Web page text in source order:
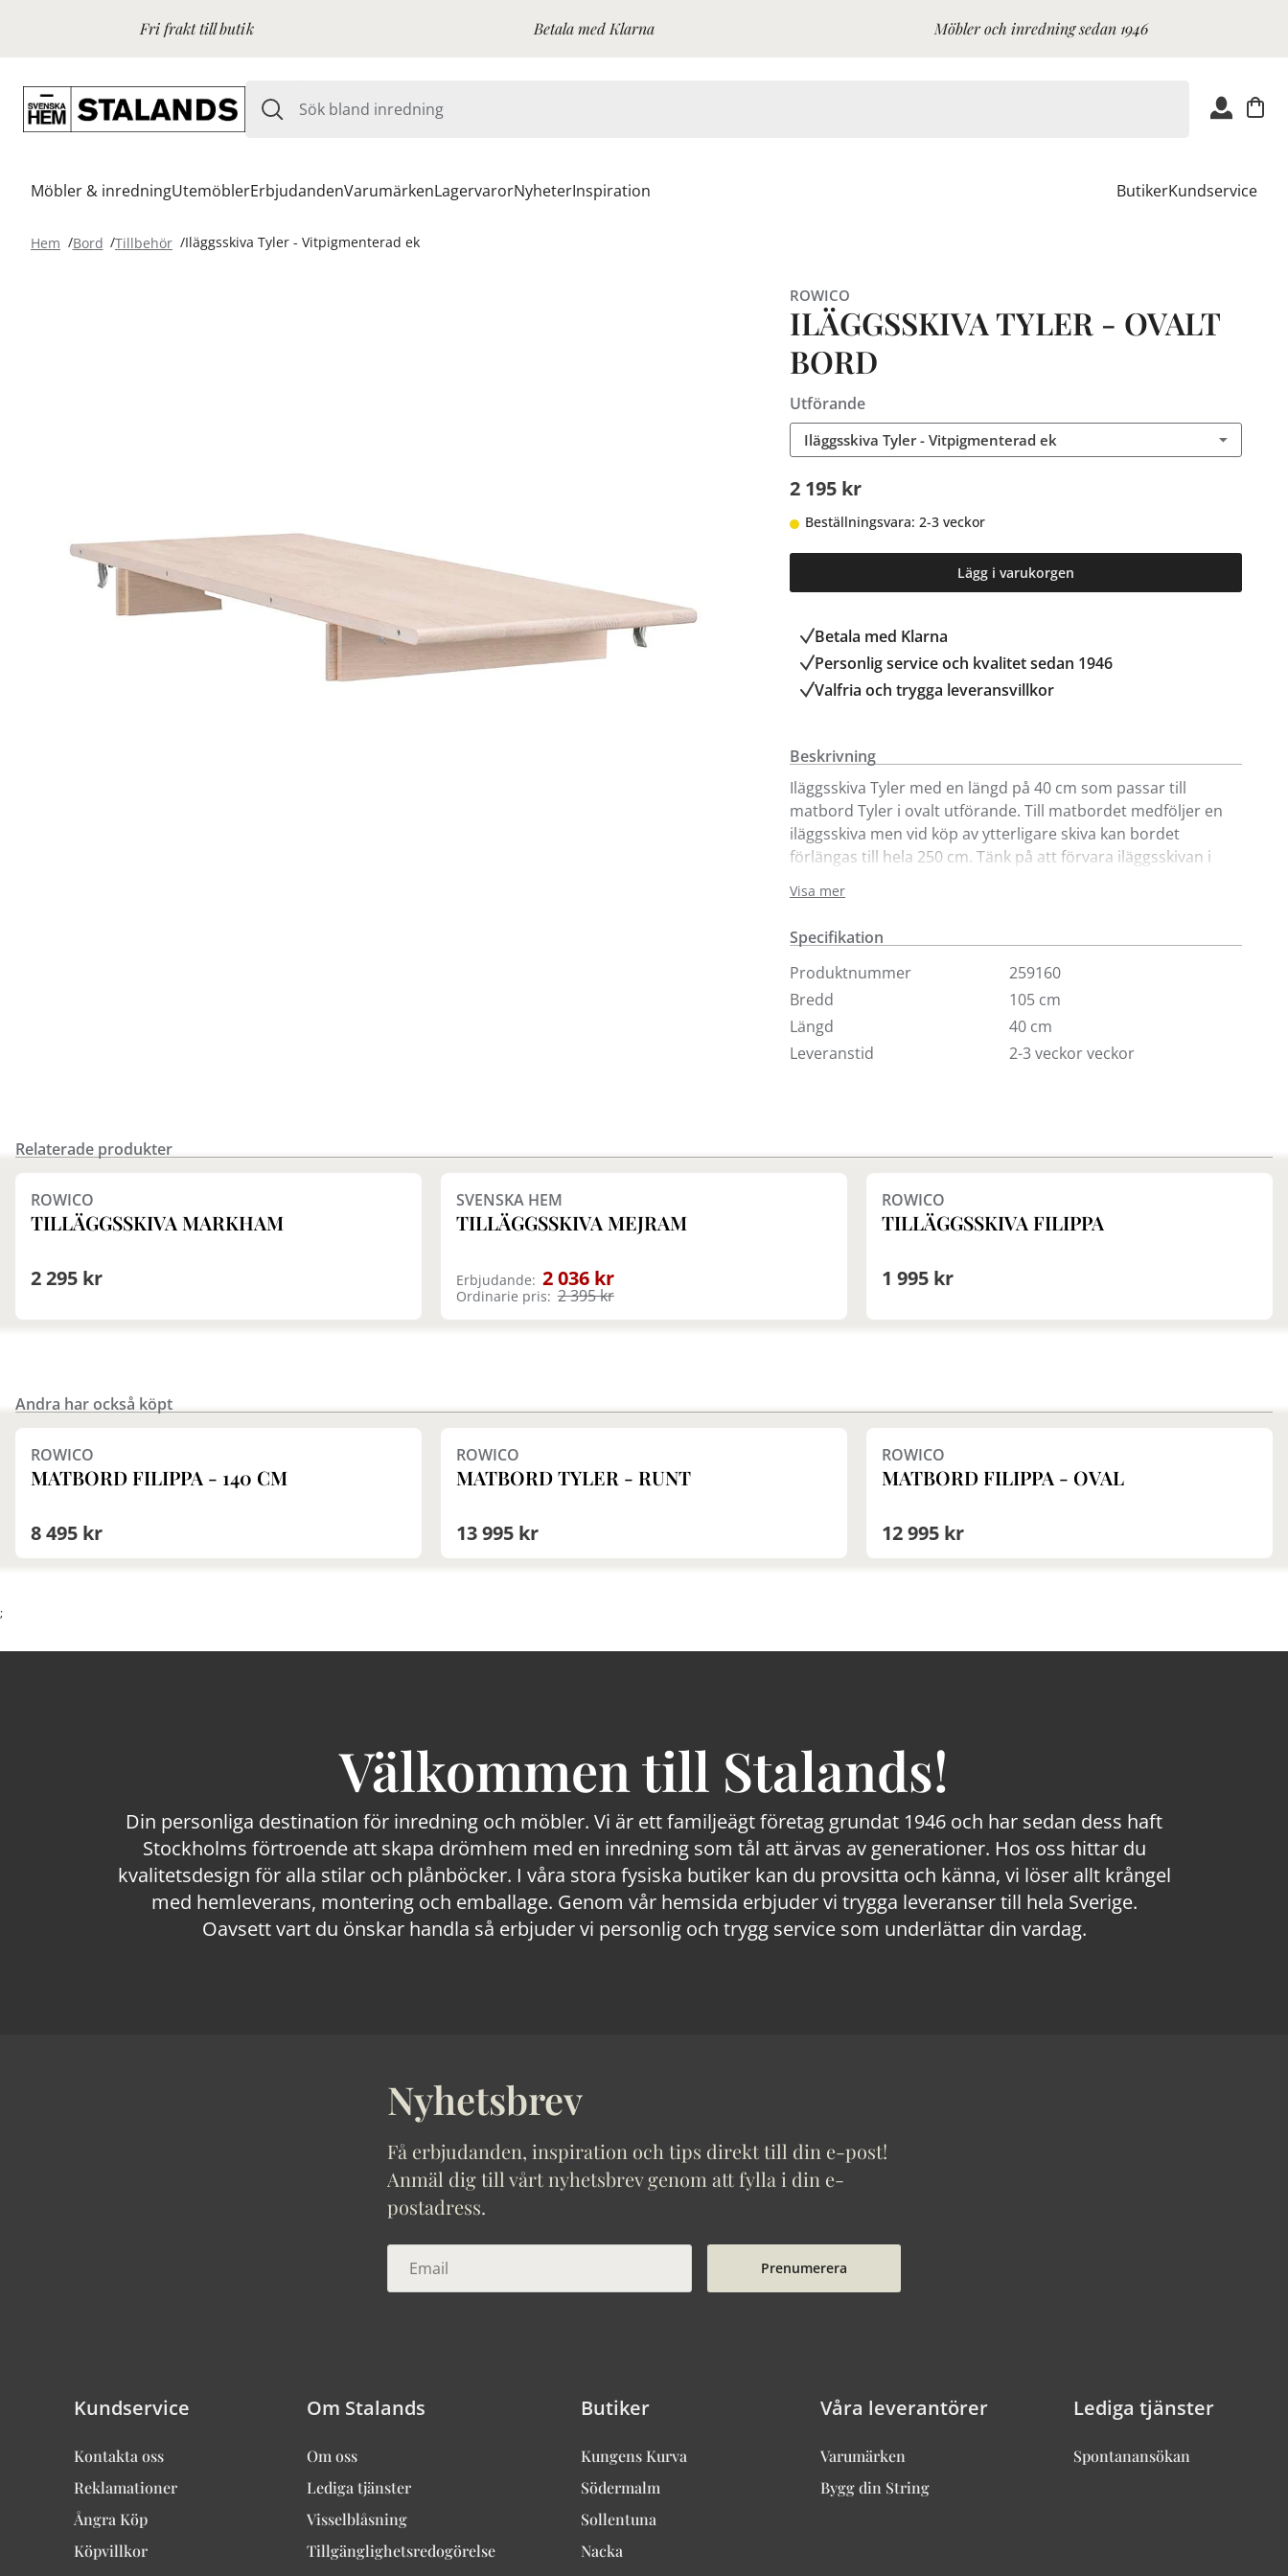
Fri frakt till butik Betala med Klarna Möbler och inredning sedan 1946
Möbler & inredningUtemöblerErbjudandenVarumärkenLagervarorNyheterInspiration ButikerKundservice
Hem Bord Tillbehör Iläggsskiva Tyler - Vitpigmenterad ek
ROWICO
ILÄGGSSKIVA TYLER - OVALT
BORD
Utförande
Iläggsskiva Tyler - Vitpigmenterad ek
2 195 kr
Beställningsvara: 2-3 veckor
Lägg i varukorgen
Betala med Klarna
Personlig service och kvalitet sedan 1946
Valfria och trygga leveransvillkor
Beskrivning
Iläggsskiva Tyler med en längd på 40 cm som passar till
matbord Tyler i ovalt utförande. Till matbordet medföljer en
iläggsskiva men vid köp av ytterligare skiva kan bordet
förlängas till hela 250 cm. Tänk på att förvara iläggsskivan i
färgerna brunoljad ek, oljad ek och vitpigmenterad ek.
Visa mer
Specifikation
Produktnummer
259160
Bredd
105 cm
Längd
40 cm
Leveranstid
2-3 veckor veckor
Relaterade produkter Finns i fler val (2)
ROWICO
TILLÄGGSSKIVA MARKHAM
2 295 kr
Finns i fler val (3)
SVENSKA HEM
TILLÄGGSSKIVA MEJRAM
Erbjudande: 2 036 kr
Ordinarie pris: 2 395 kr
Finns i fler val (3)
ROWICO
TILLÄGGSSKIVA FILIPPA
1 995 kr
Andra har också köpt Finns i fler val (2)
ROWICO
MATBORD FILIPPA - 140 CM
8 495 kr
Finns i fler val (3)
ROWICO
MATBORD TYLER - RUNT
13 995 kr
Finns i fler val (2)
ROWICO
MATBORD FILIPPA - OVAL
12 995 kr
;
Välkommen till Stalands!
Din personliga destination för inredning och möbler. Vi är ett familjeägt företag grundat 1946 och har sedan dess haft
Stockholms förtroende att skapa drömhem med en inredning som tål att ärvas av generationer. Hos oss hittar du
kvalitetsdesign för alla stilar och plånböcker. I våra stora fysiska butiker kan du provsitta och känna, vi löser allt krångel
med hemleverans, montering och emballage. Genom vår hemsida erbjuder vi trygga leveranser till hela Sverige.
Oavsett vart du önskar handla så erbjuder vi personlig och trygg service som underlättar din vardag.
Nyhetsbrev
Få erbjudanden, inspiration och tips direkt till din e-post!
Anmäl dig till vårt nyhetsbrev genom att fylla i din e-
postadress.
Prenumerera
Kundservice
Kontakta oss
Reklamationer
Ångra Köp
Köpvillkor
Om Stalands
Om oss
Lediga tjänster
Visselblåsning
Tillgänglighetsredogörelse
Butiker
Kungens Kurva
Södermalm
Sollentuna
Nacka
Våra leverantörer
Varumärken
Bygg din String
Lediga tjänster
Spontanansökan